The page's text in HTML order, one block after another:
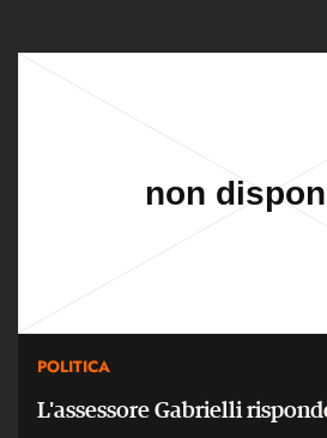
POLITICA
L'assessore Gabrielli